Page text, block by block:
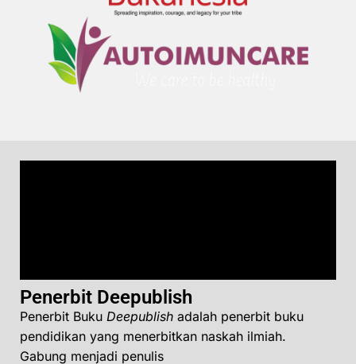
Penerbit Deepublish
Penerbit Buku Deepublish adalah penerbit buku
pendidikan yang menerbitkan naskah ilmiah.
Gabung menjadi penulis